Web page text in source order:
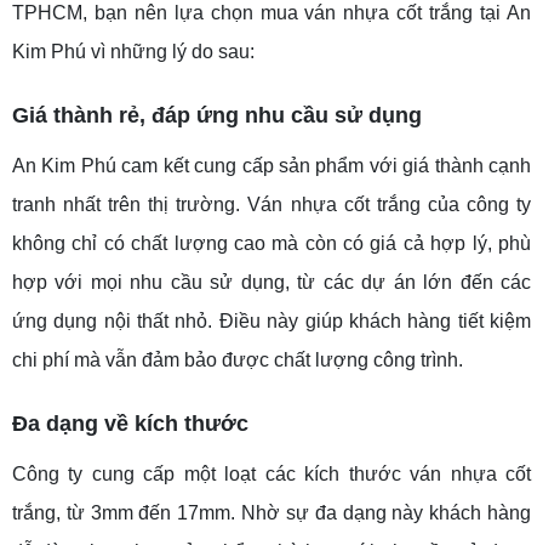
TPHCM, bạn nên lựa chọn mua ván nhựa cốt trắng tại An
Kim Phú vì những lý do sau:
Giá thành rẻ, đáp ứng nhu cầu sử dụng
An Kim Phú cam kết cung cấp sản phẩm với giá thành cạnh
tranh nhất trên thị trường. Ván nhựa cốt trắng của công ty
không chỉ có chất lượng cao mà còn có giá cả hợp lý, phù
hợp với mọi nhu cầu sử dụng, từ các dự án lớn đến các
ứng dụng nội thất nhỏ. Điều này giúp khách hàng tiết kiệm
chi phí mà vẫn đảm bảo được chất lượng công trình.
Đa dạng về kích thước
Công ty cung cấp một loạt các kích thước ván nhựa cốt
trắng, từ 3mm đến 17mm. Nhờ sự đa dạng này khách hàng